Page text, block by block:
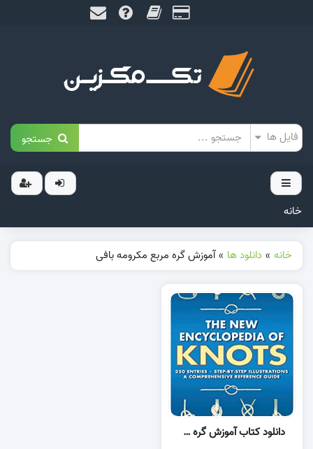
جستجو
خانه
خانه » دانلود ها » آموزش گره مربع مکرومه بافی
دانلود کتاب آموزش گره های مکرومه بافی با تصویر